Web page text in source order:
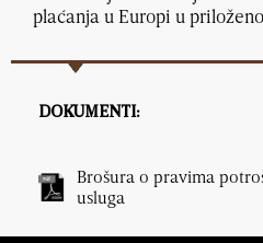
plaćanja u Europi u
DOKUMENTI:
Brošura o pravima
usluga